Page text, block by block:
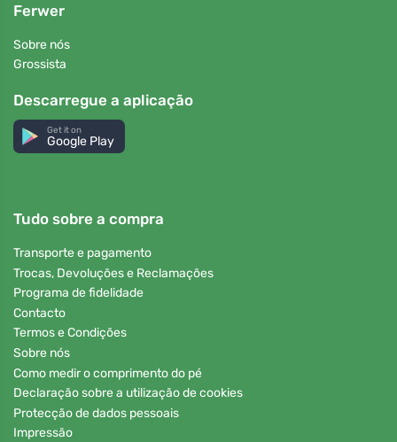
Ferwer
Sobre nós
Grossista
Descarregue a aplicação
Get it on
Google Play
Tudo sobre a compra
Transporte e pagamento
Trocas, Devoluções e Reclamações
Programa de fidelidade
Contacto
Termos e Condições
Sobre nós
Como medir o comprimento do pé
Declaração sobre a utilização de cookies
Protecção de dados pessoais
Impressão